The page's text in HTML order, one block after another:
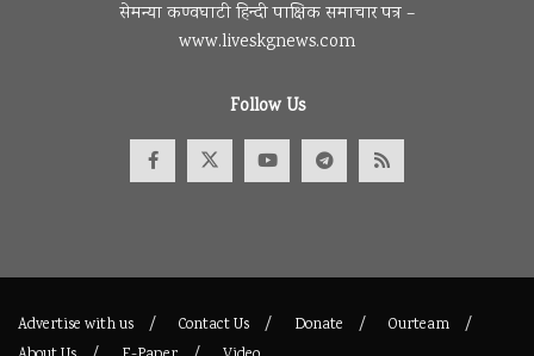
सेमन्या कण्वघाटी हिन्दी पाक्षिक समाचार पत्र –
www.liveskgnews.com
Follow Us
Advertise with us Contact Us Donate
Ourteam